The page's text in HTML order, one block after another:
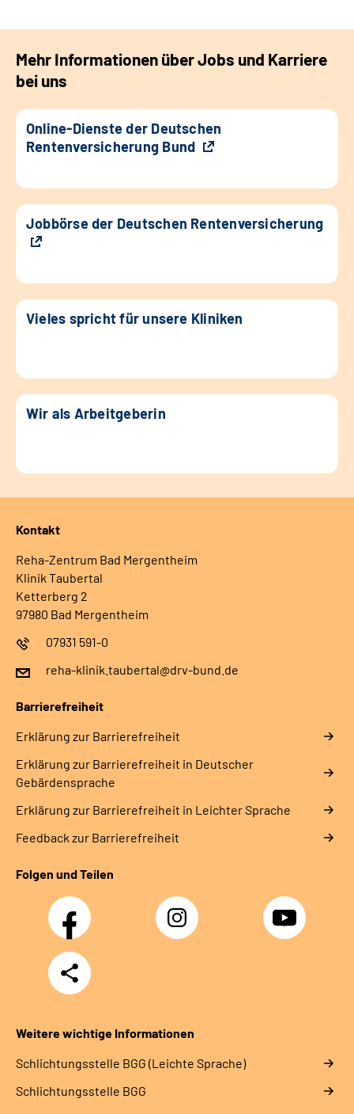
Mehr Informationen über Jobs und Karriere
bei uns
Online-Dienste der Deutschen
Rentenversicherung Bund
Jobbörse der Deutschen Rentenversicherung
Vieles spricht für unsere Kliniken
Wir als Arbeitgeberin
Kontakt
Reha-Zentrum Bad Mergentheim
Klinik Taubertal
Ketterberg 2
97980 Bad Mergentheim
07931 591-0
reha-klinik.taubertal@drv-bund.de
Barrierefreiheit
Erklärung zur Barrierefreiheit
Erklärung zur Barrierefreiheit in Deutscher
Gebärdensprache
Erklärung zur Barrierefreiheit in Leichter Sprache
Feedback zur Barrierefreiheit
Folgen und Teilen
Facebook Instagram YouTube
Teilen
Weitere wichtige Informationen
Schlich­tungs­stel­le BGG (Leichte Sprache)
Schlich­tungs­stel­le BGG